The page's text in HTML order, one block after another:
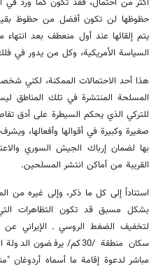
حظوظها لن تكون أفضل من حظوظ بقية
يتم إلقائها عند أول منعطف بعد
السياسة الأمريكية، وكل من يدور في
هذا أحد الاحتمالات الممكنة، لكني
المسلحة المنتشرة في تلك المناطق
للتركي الذي يحكم السيطرة على أدق
صغيرة وكبيرة في أقوالها وأفعالها،
بها لضمان إرباك الجيش السوري
القريبة من أماكن انتشر المسلحين.
استناداً إلى كل ما ذكر، وإلى غيره من
بشكل مسبق قد تكون التظاهرات التي
لتخفيف الضغط الروسي ـ الإيراني
سكان منطقة /30كم/
مباشر لدعوة إقامة ما أسماه أردوغان